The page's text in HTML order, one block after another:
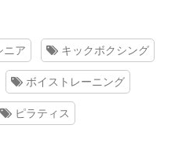
ニア キックボクシング
ボイストレーニング
ピラティス